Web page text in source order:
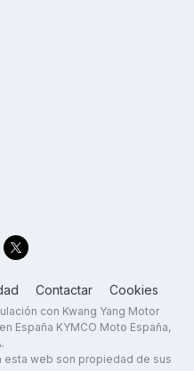
Contactar Cookies
con Kwang Yang Motor
España KYMCO Moto España,
esta web son propiedad de sus